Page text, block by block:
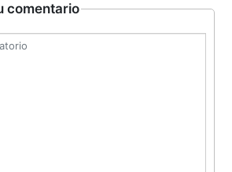
comentario